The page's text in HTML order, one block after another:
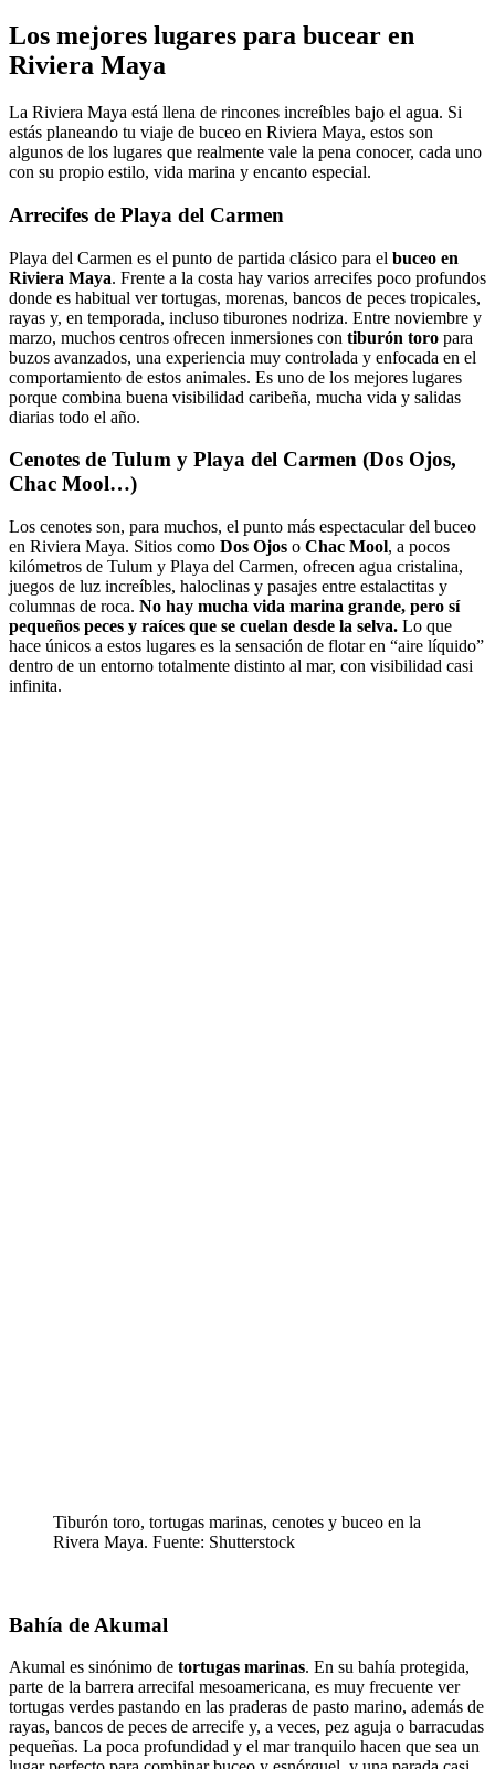
Los mejores lugares para bucear en
Riviera Maya
La Riviera Maya está llena de rincones increíbles bajo el agua. Si
estás planeando tu viaje de buceo en Riviera Maya, estos son
algunos de los lugares que realmente vale la pena conocer, cada uno
con su propio estilo, vida marina y encanto especial.
Arrecifes de Playa del Carmen
Playa del Carmen es el punto de partida clásico para el buceo en
Riviera Maya. Frente a la costa hay varios arrecifes poco profundos
donde es habitual ver tortugas, morenas, bancos de peces tropicales,
rayas y, en temporada, incluso tiburones nodriza. Entre noviembre y
marzo, muchos centros ofrecen inmersiones con tiburón toro para
buzos avanzados, una experiencia muy controlada y enfocada en el
comportamiento de estos animales. Es uno de los mejores lugares
porque combina buena visibilidad caribeña, mucha vida y salidas
diarias todo el año.
Cenotes de Tulum y Playa del Carmen (Dos Ojos,
Chac Mool…)
Los cenotes son, para muchos, el punto más espectacular del buceo
en Riviera Maya. Sitios como Dos Ojos o Chac Mool, a pocos
kilómetros de Tulum y Playa del Carmen, ofrecen agua cristalina,
juegos de luz increíbles, haloclinas y pasajes entre estalactitas y
columnas de roca. No hay mucha vida marina grande, pero sí
pequeños peces y raíces que se cuelan desde la selva. Lo que
hace únicos a estos lugares es la sensación de flotar en “aire líquido”
dentro de un entorno totalmente distinto al mar, con visibilidad casi
infinita.
Tiburón toro, tortugas marinas, cenotes y buceo en la
Rivera Maya. Fuente: Shutterstock
Bahía de Akumal
Akumal es sinónimo de tortugas marinas. En su bahía protegida,
parte de la barrera arrecifal mesoamericana, es muy frecuente ver
tortugas verdes pastando en las praderas de pasto marino, además de
rayas, bancos de peces de arrecife y, a veces, pez aguja o barracudas
pequeñas. La poca profundidad y el mar tranquilo hacen que sea un